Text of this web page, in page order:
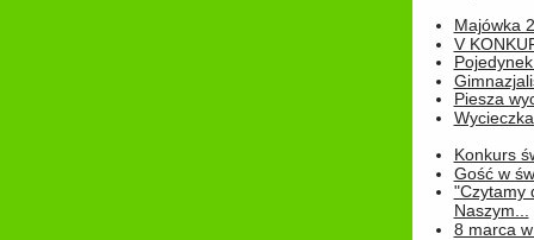
Majówka
V
Piesza
Konkurs
Gość w
"Czytamy
Naszym...
8 marca